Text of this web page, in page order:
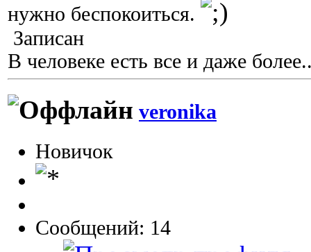
нужно беспокоиться.
Записан
В человеке есть все и даже
veronika
Новичок
Сообщений: 14